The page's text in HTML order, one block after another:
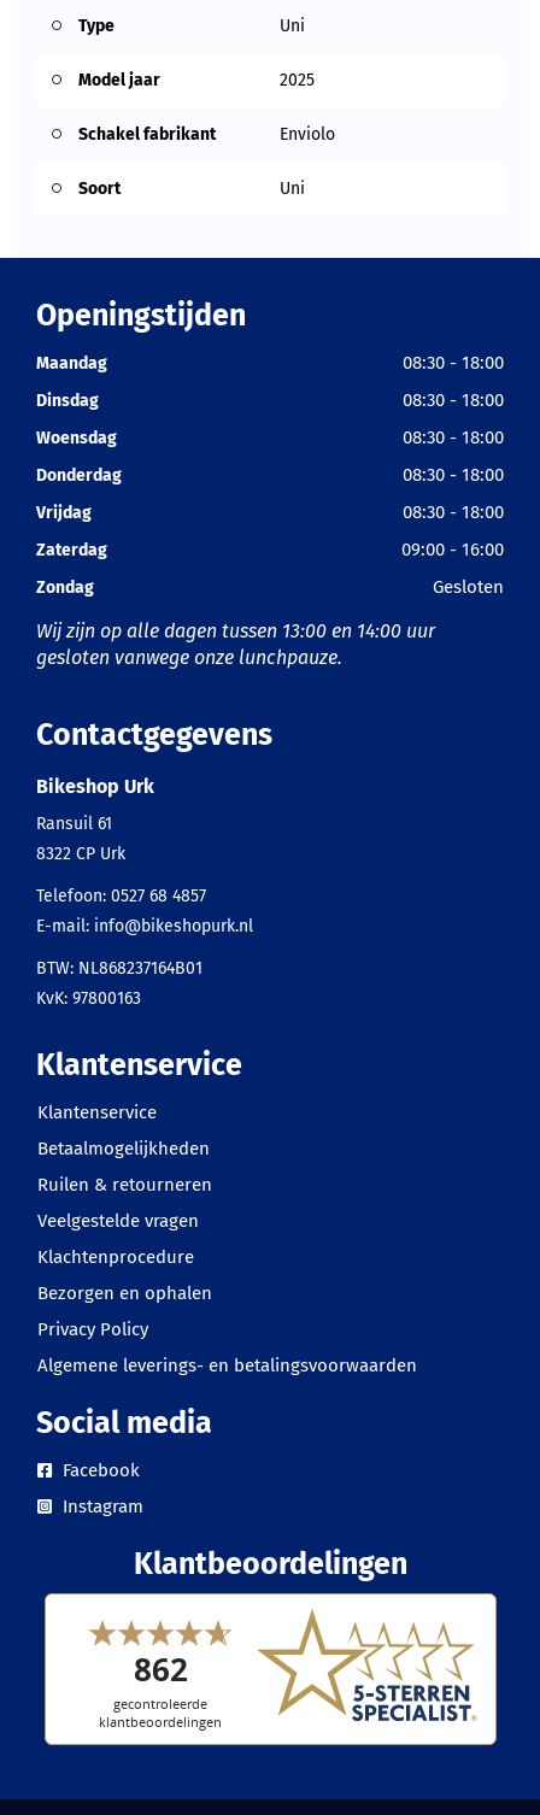
Type Uni
Model jaar 2025
Schakel fabrikant Enviolo
Soort Uni
Openingstijden
Maandag 08:30 - 18:00
Dinsdag 08:30 - 18:00
Woensdag 08:30 - 18:00
Donderdag 08:30 - 18:00
Vrijdag 08:30 - 18:00
Zaterdag 09:00 - 16:00
Zondag Gesloten
Wij zijn op alle dagen tussen 13:00 en 14:00 uur
gesloten vanwege onze lunchpauze.
Contactgegevens
Bikeshop Urk
Ransuil 61
8322 CP Urk
Telefoon: 0527 68 4857
E-mail: info@bikeshopurk.nl
BTW: NL868237164B01
KvK: 97800163
Klantenservice
Klantenservice
Betaalmogelijkheden
Ruilen & retourneren
Veelgestelde vragen
Klachtenprocedure
Bezorgen en ophalen
Privacy Policy
Algemene leverings- en betalingsvoorwaarden
Social media
Facebook
Instagram
Klantbeoordelingen